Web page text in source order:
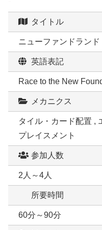
タイトル
ニューファンドランド
英語表記
Race to the New
メカニクス
タイル・カード配置 ,
プレイスメント
参加人数
2人～4人
所要時間
60分～90分